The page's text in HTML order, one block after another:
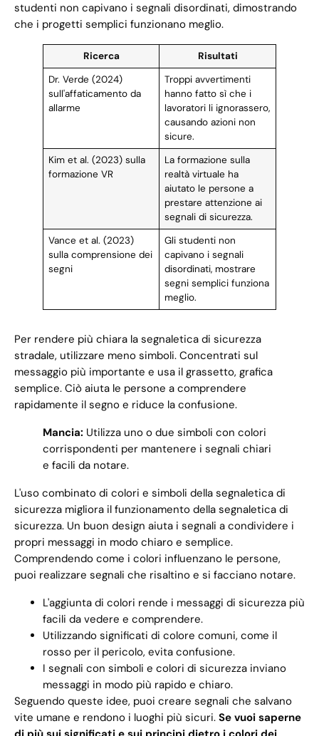
studenti non capivano i segnali disordinati, dimostrando
che i progetti semplici funzionano meglio.
Ricerca
Risultati
Dr. Verde (2024)
sull'affaticamento da
allarme
Troppi avvertimenti
hanno fatto sì che i
lavoratori li ignorassero,
causando azioni non
sicure.
Kim et al. (2023) sulla
formazione VR
La formazione sulla
realtà virtuale ha
aiutato le persone a
prestare attenzione ai
segnali di sicurezza.
Vance et al. (2023)
sulla comprensione dei
segni
Gli studenti non
capivano i segnali
disordinati, mostrare
segni semplici funziona
meglio.
Per rendere più chiara la segnaletica di sicurezza
stradale, utilizzare meno simboli. Concentrati sul
messaggio più importante e usa il grassetto, grafica
semplice. Ciò aiuta le persone a comprendere
rapidamente il segno e riduce la confusione.
Mancia: Utilizza uno o due simboli con colori
corrispondenti per mantenere i segnali chiari
e facili da notare.
L'uso combinato di colori e simboli della segnaletica di
sicurezza migliora il funzionamento della segnaletica di
sicurezza. Un buon design aiuta i segnali a condividere i
propri messaggi in modo chiaro e semplice.
Comprendendo come i colori influenzano le persone,
puoi realizzare segnali che risaltino e si facciano notare.
L'aggiunta di colori rende i messaggi di sicurezza più
facili da vedere e comprendere.
Utilizzando significati di colore comuni, come il
rosso per il pericolo, evita confusione.
I segnali con simboli e colori di sicurezza inviano
messaggi in modo più rapido e chiaro.
Seguendo queste idee, puoi creare segnali che salvano
vite umane e rendono i luoghi più sicuri. Se vuoi saperne